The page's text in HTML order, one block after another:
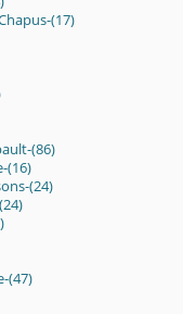
(17)
(86)
(16)
(24)
(47)